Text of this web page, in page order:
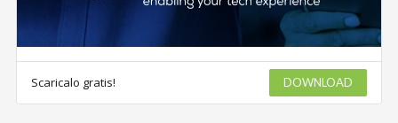
Scaricalo gratis! DOWNLOAD